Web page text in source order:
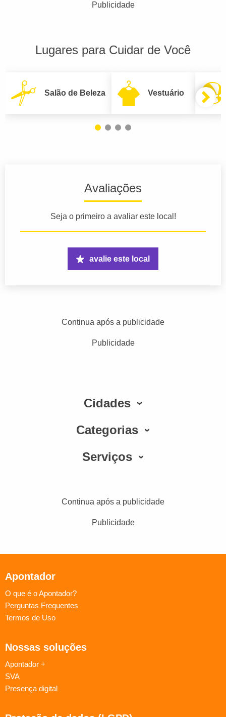
Publicidade
Lugares para Cuidar de Você
Salão de Beleza Vestuário
Avaliações
Seja o primeiro a avaliar este local!
avalie este local
Continua após a publicidade
Publicidade
Cidades
Categorias
Serviços
Continua após a publicidade
Publicidade
Apontador
O que é o Apontador?
Perguntas Frequentes
Termos de Uso
Nossas soluções
Apontador +
SVA
Presença digital